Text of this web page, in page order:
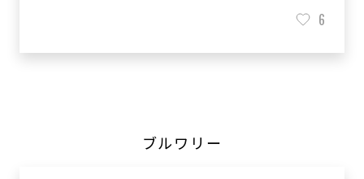
6
ブルワリー